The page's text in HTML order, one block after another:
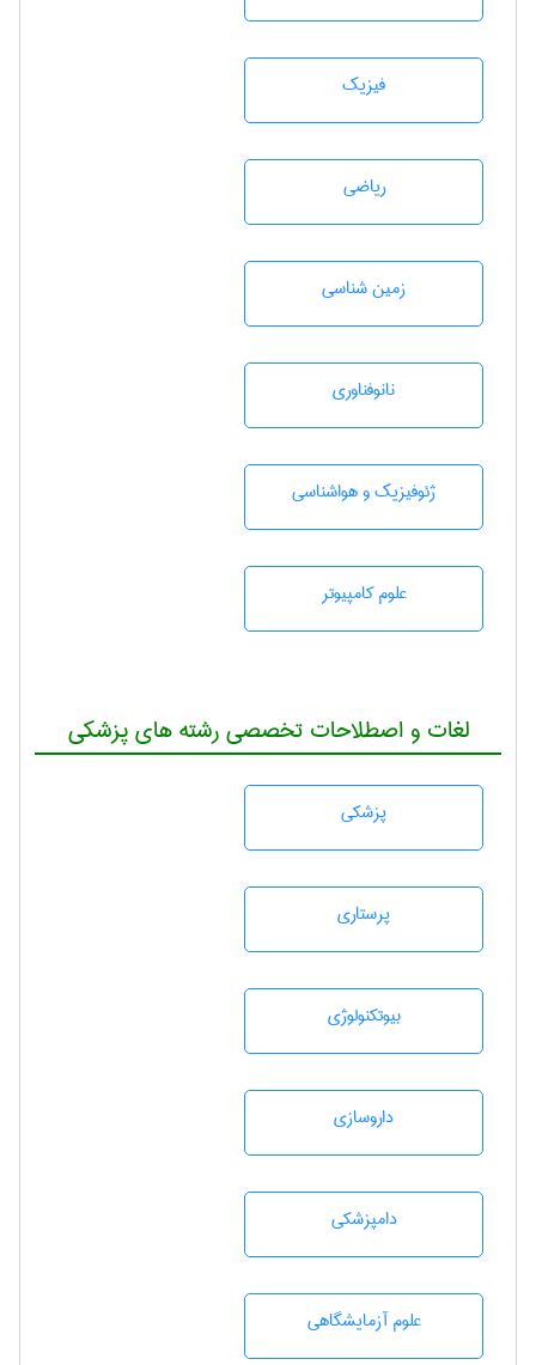
فیزیک
رياضی
زمين شناسی
نانوفناوری
ژئوفيزيك و هواشناسی
علوم کامپیوتر
لغات و اصطلاحات تخصصی رشته های پزشکی
پزشكی
پرستاری
بيوتكنولوژی
داروسازی
دامپزشكی
علوم آزمايشگاهی